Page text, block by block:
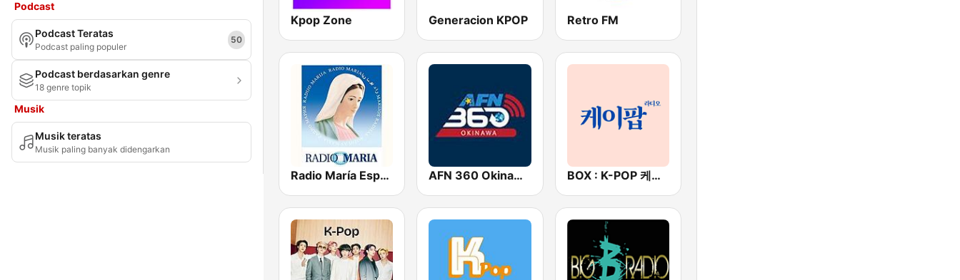
Podcast
Podcast Teratas
Podcast paling populer
50
Podcast berdasarkan genre
18 genre topik
Musik
Musik teratas
Musik paling banyak didengarkan
Kpop Zone Generacion KPOP Retro FM
Radio María España AFN 360 Okinawa (Japan Only) BOX : K-POP 케이팝